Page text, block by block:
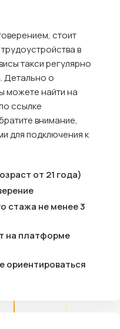
стоит
в
такси регулярно
Детально о
можете найти на
ссылке
внимание,
для подключения к
от 21 года)
стажа не менее 3
на платформе
ориентироваться